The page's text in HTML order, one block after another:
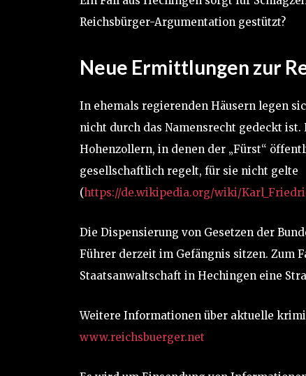
Reichsbürger-Argumentation gestützt?
Neue Ermittlungen zur
In ehemals regierenden Häusern legen
nicht durch das Namensrecht gedeckt
Hohenzollern, in denen der „Fürst“
gesellschaftlich regelt, für sie nicht gelte
(https://de.wikipedia.org/wiki/
Die Dispensierung von Gesetzen der
Führer derzeit im Gefängnis sitzen. Zum
Staatsanwaltschaft in Hechingen eine
Weitere Informationen über aktuelle
www.reichsbuerger.net